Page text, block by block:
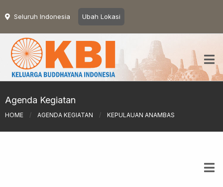
Seluruh Indonesia Ubah Lokasi
Agenda Kegiatan
HOME / AGENDA KEGIATAN / KEPULAUAN ANAMBAS